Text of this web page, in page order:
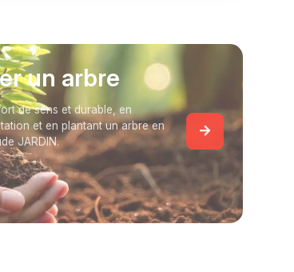
un arbre
de sens et durable, en
et en plantant un arbre en
JARDIN.